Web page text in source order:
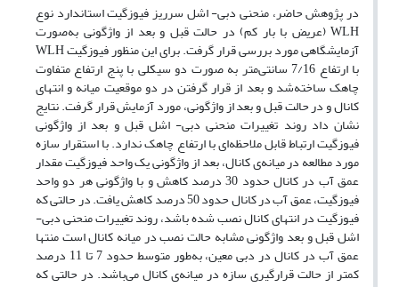
در پژوهش حاضر، منحنی دبی- اشل سرریز فیوزگیت استاندارد نوع
WLH (عریض با بار کم) در حالت قبل و بعد از واژگونی به‌صورت
آزمایشگاهی مورد بررسی قرار گرفت. برای این منظور فیوزگیت‌ WLH
با ارتفاع 7/16 سانتی‌متر به صورت دو سیکلی با پنج ارتفاع متفاوت
چاهک ساخته‌شد و بعد از قرار گرفتن در دو موقعیت میانه و انتهای
کانال و در حالت قبل و بعد از واژگونی، مورد آزمایش قرار گرفت. نتایج
نشان داد روند تغییرات منحنی دبی- اشل قبل و بعد از واژگونی
فیوزگیت ارتباط قابل ملاحظه‌ای با ارتفاع چاهک ندارد. با استقرار سازه
مورد مطالعه در میانه‌ی کانال، بعد از واژگونی یک واحد فیوزگیت مقدار
عمق آب در کانال حدود 30 درصد کاهش و با واژگونی هر دو واحد
فیوزگیت، عمق آب در کانال حدود 50 درصد کاهش یافت. در حالتی که
فیوزگیت در انتهای کانال نصب شده باشد، روند تغییرات منحنی دبی-
اشل قبل و بعد واژگونی مشابه حالت نصب در میانه کانال است منتها
عمق آب در کانال در دبی معین، به‌طور متوسط حدود 7 تا 11 درصد
کمتر از حالت قرارگیری سازه در میانه‌ی کانال می‌باشد. در حالتی که